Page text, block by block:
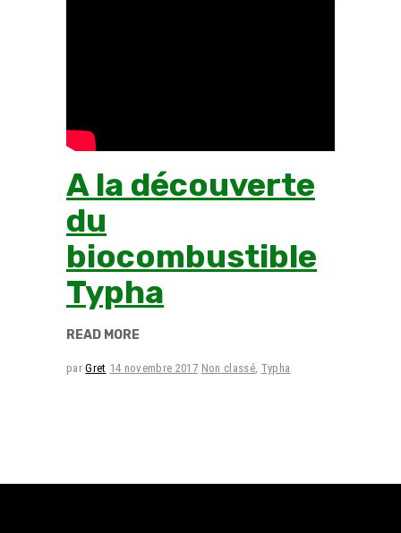
A la découverte
du
biocombustible
Typha
READ MORE
parGret 14 novembre 2017 Non classé, Typha